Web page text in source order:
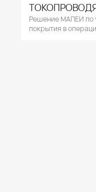
Решение МАПЕИ по
покрытия в